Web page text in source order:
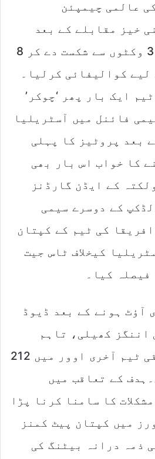
5 بار کی عالمی چیمپئن
خیز مقابلے کے بعد
جنوبی افریقا کو 3 وکٹوں سے شکست دے کر 8
لیے کوالیفائی کرلیا۔
ایک بار پھر ‘چوکر’
فائنل میں آسٹریلیا
بعد پروٹیز کا پہلی
کا خواب اس بار بھی
کے ایڈن گارڈنز
کے دوسرے سیمی
کی ٹیم کے کپتان
کیخلاف ٹاس جیت
کیا۔
4 کھلاڑی آؤٹ ہونے کے بعد ڈیوڈ
رنز کی اننگز کھیلی، تاہم
پوری جنوبی افریقی ٹیم آخری اوور میں 212
کے تعاقب میں
کا سامنا کرنا پڑا
میں کپتان پیٹ کمنز
ذمہ درانہ بیٹنگ کی